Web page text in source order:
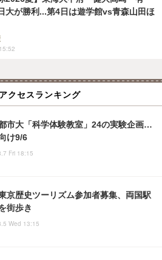
大が勝利...第4日は遊学館vs青森山田ほ
クセスランキング
市大「科学体験教室」24の実験企画…
け9/6
Fri 18:15
京歴史ツーリズム参加者募集、両国駅
街歩き
Wed 13:15